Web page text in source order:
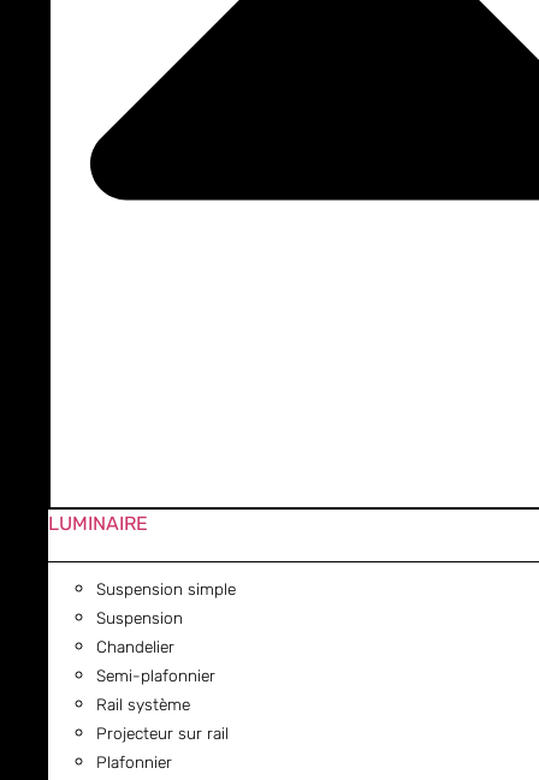
LUMINAIRE
Suspension simple
Suspension
Chandelier
Semi-plafonnier
Rail système
Projecteur sur rail
Plafonnier